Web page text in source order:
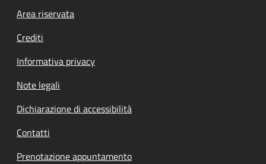
Footer menu
Area riservata
Crediti
Informativa privacy
Note legali
Dichiarazione di accessibilità
Contatti
Prenotazione appuntamento